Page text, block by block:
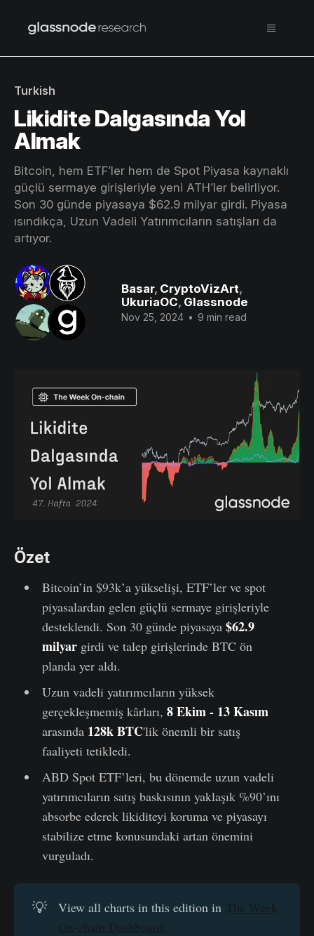
Turkish
Likidite Dalgasında Yol
Almak
Bitcoin, hem ETF’ler hem de Spot Piyasa kaynaklı
güçlü sermaye girişleriyle yeni ATH’ler belirliyor.
Son 30 günde piyasaya $62.9 milyar girdi. Piyasa
ısındıkça, Uzun Vadeli Yatırımcıların satışları da
artıyor.
Basar, CryptoVizArt,
UkuriaOC, Glassnode
Nov 25, 2024 • 9 min read
Özet
Bitcoin’in $93k’a yükselişi, ETF’ler ve spot
piyasalardan gelen güçlü sermaye girişleriyle
desteklendi. Son 30 günde piyasaya $62.9
milyargirdi ve talep girişlerinde BTC ön
planda yer aldı.
Uzun vadeli yatırımcıların yüksek
gerçekleşmemiş kârları, 8 Ekim - 13 Kasım
arasında 128k BTC'lik önemli bir satış
faaliyeti tetikledi.
ABD Spot ETF’leri, bu dönemde uzun vadeli
yatırımcıların satış baskısının yaklaşık %90’ını
absorbe ederek likiditeyi koruma ve piyasayı
stabilize etme konusundaki artan önemini
vurguladı.
💡 View all charts in this edition in The Week
On-chain Dashboard.